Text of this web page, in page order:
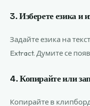
3. Изберете езика и
Задайте езика на
Extract. Думите се
4. Копирайте или
Копирайте в